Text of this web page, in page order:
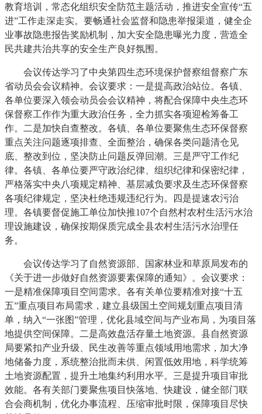
教育培训，常态化组织安全防范主题活动，推进安全宣传“五
进”工作走深走实。要畅通社会监督和隐患举报渠道，健全企
业事故隐患报告奖励机制，加大安全隐患曝光力度，营造全
民共建共治共享的安全生产良好氛围。
会议传达学习了中央第四生态环境保护督察组督察广东
省动员会会议精神。会议要求：一是提高政治站位。各镇、
各单位要深入领会动员会会议精神，将配合保障中央生态环
保督察工作作为重大政治任务，全力抓实各项迎检筹备工
作。二是加快自查整改。各镇、各单位要聚焦生态环保督察
重点关注问题逐项排查、全面整治，确保各类问题清仓见
底、整改到位，坚决防止问题反弹回潮。三是严守工作纪
律。各镇、各单位要严守政治纪律、组织纪律和保密纪律，
严格落实中央八项规定精神、基层减负要求及生态环保督察
各项纪律规定，坚决杜绝违规违纪行为。四是提速农污治
理。各镇要督促施工单位加快推107个自然村农村生活污水治
理设施建设，确保按期保质完成全县农村生活污水治理任
务。
会议传达学习了自然资源部、国家林业和草原局发布的
《关于进一步做好自然资源要素保障的通知》。会议要求：
一是精准保障项目空间需求。各有关单位要精准对接“十五
五”重点项目布局需求，建立县级国土空间规划重点项目清
单，纳入“一张图”管理，优化县域空间与产业布局，为项目落
地提供空间保障。二是高效盘活存量土地资源。县自然资源
局要紧扣产业升级、民生改善等重点领域用地需求，加大净
地储备力度，系统整治批而未供、闲置低效用地，科学统筹
土地资源配置，提升土地集约利用水平。三是提升项目审批
效能。各有关部门要聚焦项目快落地、快建设，健全部门联
合会商机制，优化办事流程、压缩审批时限，保障项目尽快